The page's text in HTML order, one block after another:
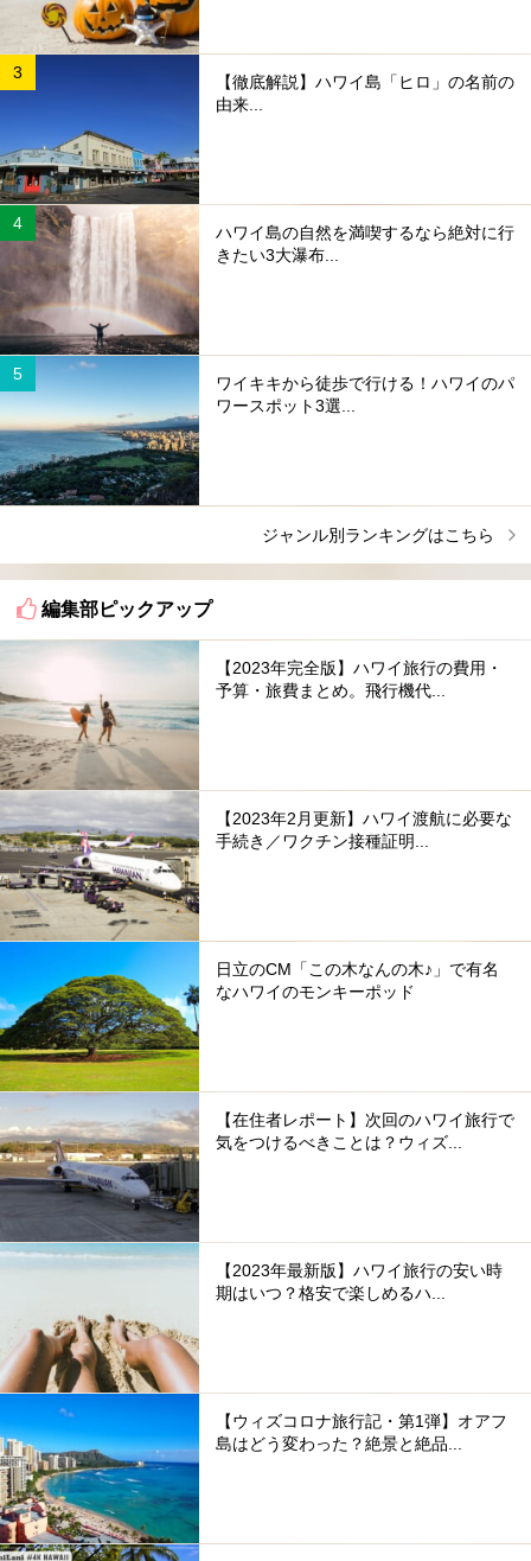
【徹底解説】ハワイ島「ヒロ」の名前の
由来...
ハワイ島の自然を満喫するなら絶対に行
きたい3大瀑布...
ワイキキから徒歩で行ける！ハワイのパ
ワースポット3選...
ジャンル別ランキングはこちら
編集部ピックアップ
【2023年完全版】ハワイ旅行の費用・
予算・旅費まとめ。飛行機代...
【2023年2月更新】ハワイ渡航に必要な
手続き／ワクチン接種証明...
日立のCM「この木なんの木♪」で有名
なハワイのモンキーポッド
【在住者レポート】次回のハワイ旅行で
気をつけるべきことは？ウィズ...
【2023年最新版】ハワイ旅行の安い時
期はいつ？格安で楽しめるハ...
【ウィズコロナ旅行記・第1弾】オアフ
島はどう変わった？絶景と絶品...